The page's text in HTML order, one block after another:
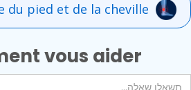
du pied et de la cheville
vous aider ?